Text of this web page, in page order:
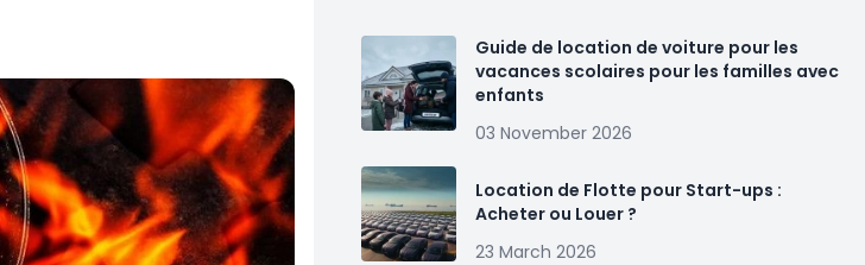
Guide de location de voiture pour les
vacances scolaires pour les familles avec
enfants
03 November 2026
Location de Flotte pour Start-ups :
Acheter ou Louer ?
23 March 2026